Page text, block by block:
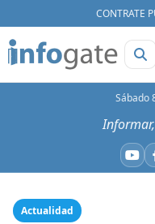
CONTRATE
Sábado
Actualidad